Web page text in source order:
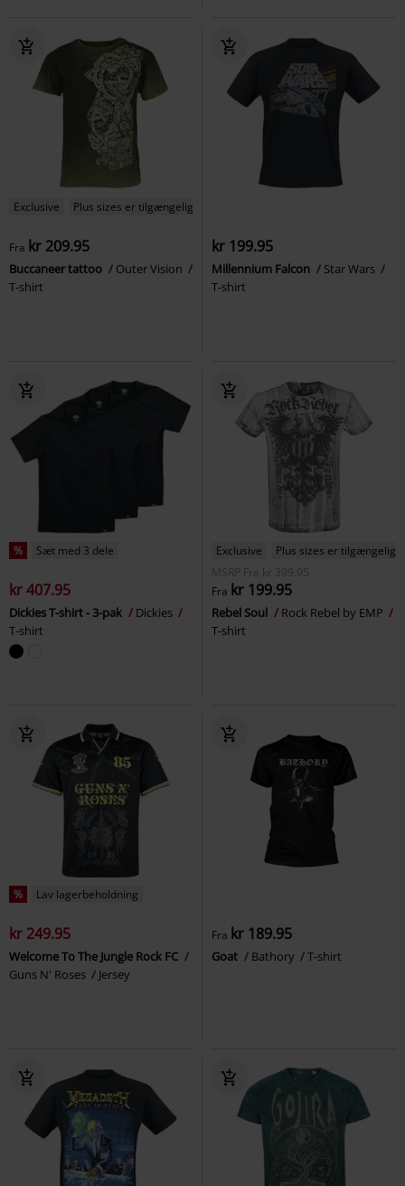
Exclusive Plus sizes er tilgængelige
Fra kr 209.95
Buccaneer tattoo
Outer Vision
T-shirt
kr 199.95
Millennium Falcon
Star Wars
T-shirt
% Sæt med 3 dele
kr 407.95
Dickies T-shirt - 3-pak
Dickies
T-shirt
Exclusive
Plus sizes er tilgængelige
MSRP
Fra kr 399.95
Fra kr 199.95
Rebel Soul
Rock Rebel by EMP
T-shirt
% Lav lagerbeholdning
kr 249.95
Welcome To The Jungle Rock FC
Guns N' Roses
Jersey
Fra kr 189.95
Goat Bathory T-shirt